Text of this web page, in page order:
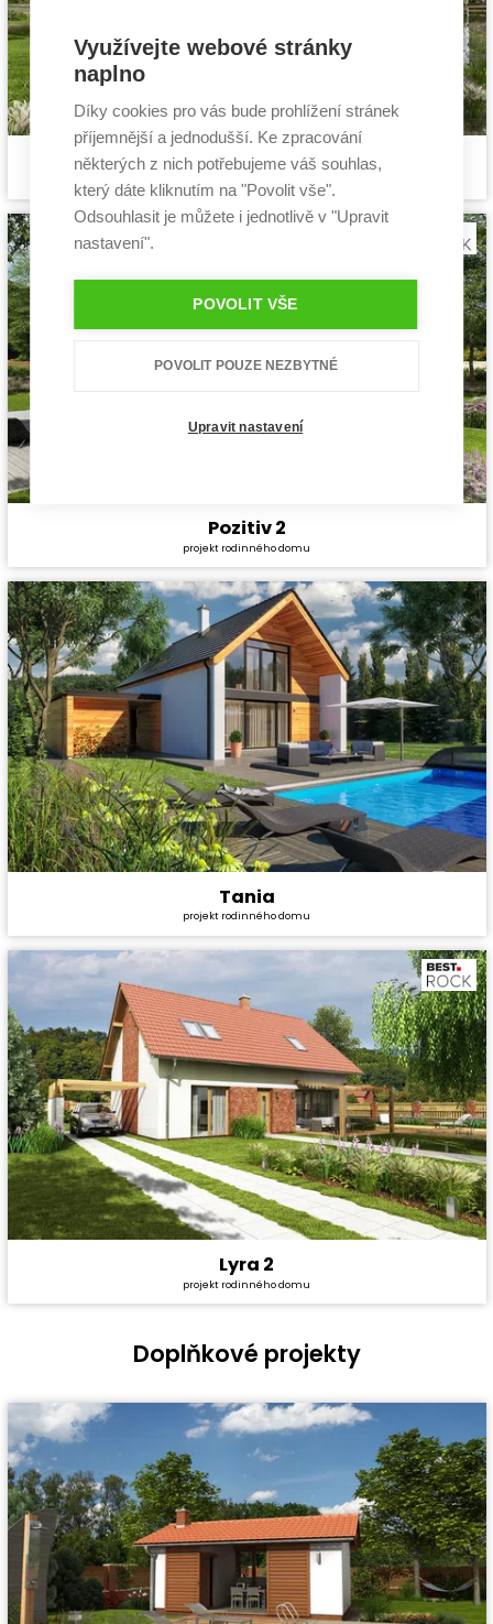
Cena stavby svépomocí:
Cena projektu:
Dispozice:
5+1
Užitná plocha:
130,06 m²
Siesta 2
Dispozice:
5+1
Užitná plocha:
140 m²
Pozitiv 2
projekt rodinného domu
Dispozice:
5+1
Užitná plocha:
180,34 m²
Tania
projekt rodinného domu
Dispozice:
5+1
Lyra 2
projekt rodinného domu
Doplňkové projekty
Využívejte webové stránky
naplno
Díky cookies pro vás bude prohlížení stránek
příjemnější a jednodušší. Ke zpracování
některých z nich potřebujeme váš souhlas,
který dáte kliknutím na "Povolit vše".
Odsouhlasit je můžete i jednotlivě v "Upravit
nastavení".
POVOLIT VŠE
POVOLIT POUZE NEZBYTNÉ
Upravit nastavení